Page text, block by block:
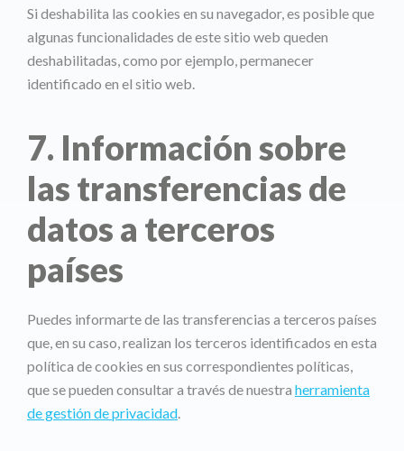
Si deshabilita las cookies en su navegador, es posible que
algunas funcionalidades de este sitio web queden
deshabilitadas, como por ejemplo, permanecer
identificado en el sitio web.
7. Información sobre
las transferencias de
datos a terceros
países
Puedes informarte de las transferencias a terceros países
que, en su caso, realizan los terceros identificados en esta
política de cookies en sus correspondientes políticas,
que se pueden consultar a través de nuestra herramienta
de gestión de privacidad.